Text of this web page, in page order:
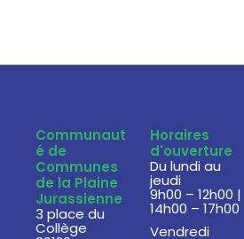
Communaut
é de
Communes
de la Plaine
Jurassienne
3 place du
Collège
Horaires
d'ouverture
Du lundi au
jeudi
9h00 – 12h00 |
14h00 – 17h00
Vendredi